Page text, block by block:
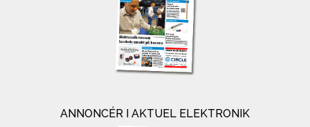
ANNONCÉR I AKTUEL ELEKTRONIK